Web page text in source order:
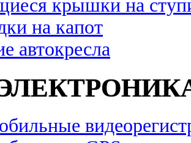
крышки на
на капот
автокресла